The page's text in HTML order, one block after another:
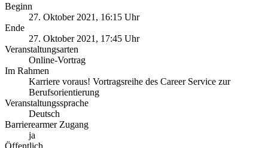
Beginn
27. Oktober 2021, 16:15 Uhr
Ende
27. Oktober 2021, 17:45 Uhr
Veranstaltungsarten
Online-Vortrag
Im Rahmen
Karriere voraus! Vortragsreihe des Career Service zur
Berufsorientierung
Veranstaltungssprache
Deutsch
Barrierearmer Zugang
ja
Öffentlich